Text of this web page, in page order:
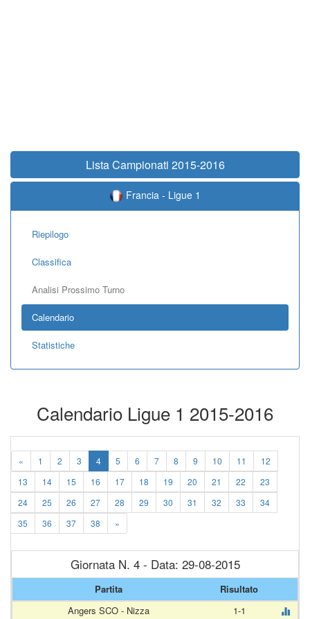
Lista Campionati 2015-2016
Francia - Ligue 1
Riepilogo
Classifica
Analisi Prossimo Turno
Calendario
Statistiche
Calendario Ligue 1 2015-2016
« 1 2 3 4 5 6 7 8 9 10 11
12
13
14 15 16 17 18 19 20 21 22
23
24
25 26 27 28 29 30 31 32 33
34
35
36 37 38 »
Giornata N. 4 - Data: 29-08-2015
Partita
Risultato
Angers SCO - Nizza
1-1